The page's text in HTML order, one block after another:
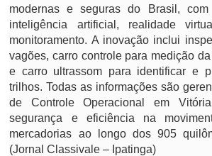
modernas e seguras do Brasil, com
inteligência artificial, realidade
monitoramento. A inovação inclui
vagões, carro controle para medição
e carro ultrassom para identificar e
trilhos. Todas as informações são
de Controle Operacional em
segurança e eficiência na
mercadorias ao longo dos 905
(Jornal Classivale – Ipatinga)